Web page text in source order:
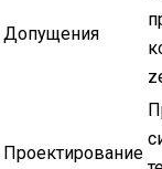
Допущения
Проектирование